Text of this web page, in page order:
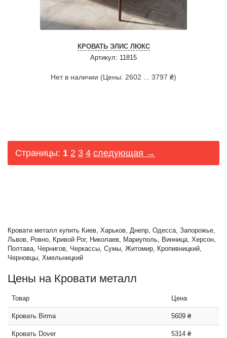
КРОВАТЬ ЭЛИС ЛЮКС
Артикул: 11815
Нет в наличии (Цены: 2602 ... 3797 ₴)
Страницы: 1 2 3 4 следующая →
Кровати металл купить Киев, Харьков, Днепр, Одесса, Запорожье,
Львов, Ровно, Кривой Рог, Николаев, Мариуполь, Винница, Херсон,
Полтава, Чернигов, Черкассы, Сумы, Житомир, Кропивницкий,
Черновцы, Хмельницкий
Цены на Кровати металл
Товар Цена
Кровать Birma 5609 ₴
Кровать Dover 5314 ₴